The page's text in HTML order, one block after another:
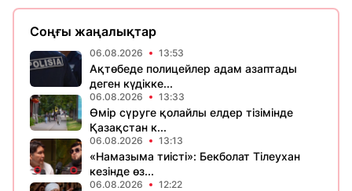
Соңғы жаңалықтар
06.08.2026 13:53
Ақтөбеде полицейлер адам азаптады
деген күдікке...
06.08.2026 13:33
Өмір сүруге қолайлы елдер тізімінде
Қазақстан к...
06.08.2026 13:13
«Намазыма тиісті»: Бекболат Тілеухан
кезінде өз...
06.08.2026 12:22